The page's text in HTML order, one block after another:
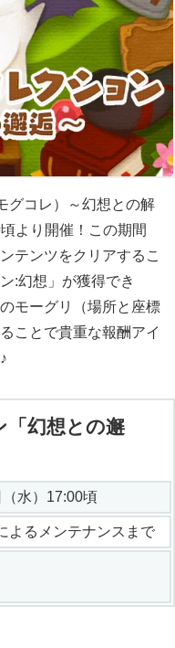
グコレ）～幻想との解
より開催！この期間
テンツをクリアするこ
:幻想」が獲得でき
モーグリ（場所と座標
ことで貴重な報酬アイ
幻想との邂
水）17:00頃
よるメンテナンスまで